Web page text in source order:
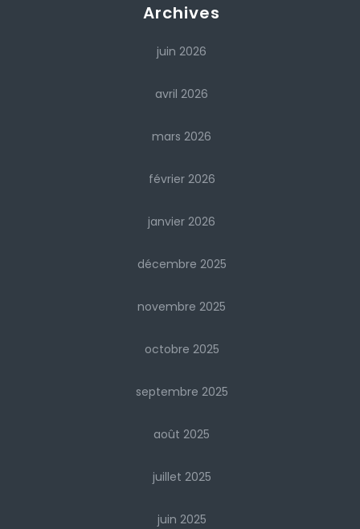
Archives
juin 2026
avril 2026
mars 2026
février 2026
janvier 2026
décembre 2025
novembre 2025
octobre 2025
septembre 2025
août 2025
juillet 2025
juin 2025